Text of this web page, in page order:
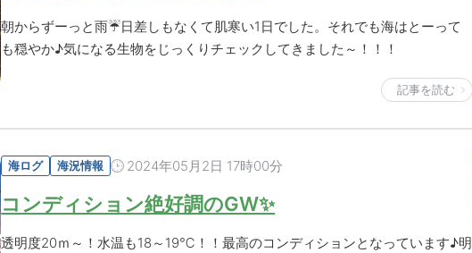
朝からずーっと雨☔日差しもなくて肌寒い1日でした。それでも海はとーって
も穏やか♪気になる生物をじっくりチェックしてきました～！！！
記事を読む
海ログ 海況情報 2024年05月2日 17時00分
コンディション絶好調のGW✨
透明度20ｍ～！水温も18～19℃！！最高のコンディションとなっています♪明